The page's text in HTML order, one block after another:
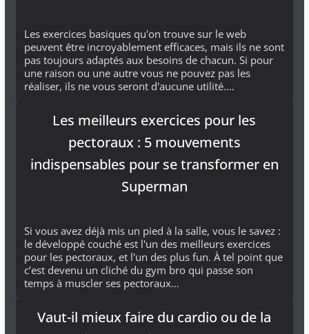
Les exercices basiques qu'on trouve sur le web
peuvent être incroyablement efficaces, mais ils ne sont
pas toujours adaptés aux besoins de chacun. Si pour
une raison ou une autre vous ne pouvez pas les
réaliser, ils ne vous seront d'aucune utilité.…
Les meilleurs exercices pour les
pectoraux : 5 mouvements
indispensables pour se transformer en
Superman
Si vous avez déjà mis un pied à la salle, vous le savez :
le développé couché est l'un des meilleurs exercices
pour les pectoraux, et l'un des plus fun. À tel point que
c’est devenu un cliché du gym bro qui passe son
temps à muscler ses pectoraux…
Vaut-il mieux faire du cardio ou de la